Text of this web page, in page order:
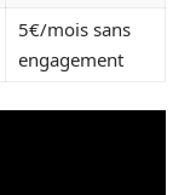
5€/mois sans
engagement